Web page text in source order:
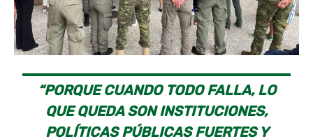
“PORQUE CUANDO TODO FALLA, LO
QUE QUEDA SON INSTITUCIONES,
POLÍTICAS PÚBLICAS FUERTES Y